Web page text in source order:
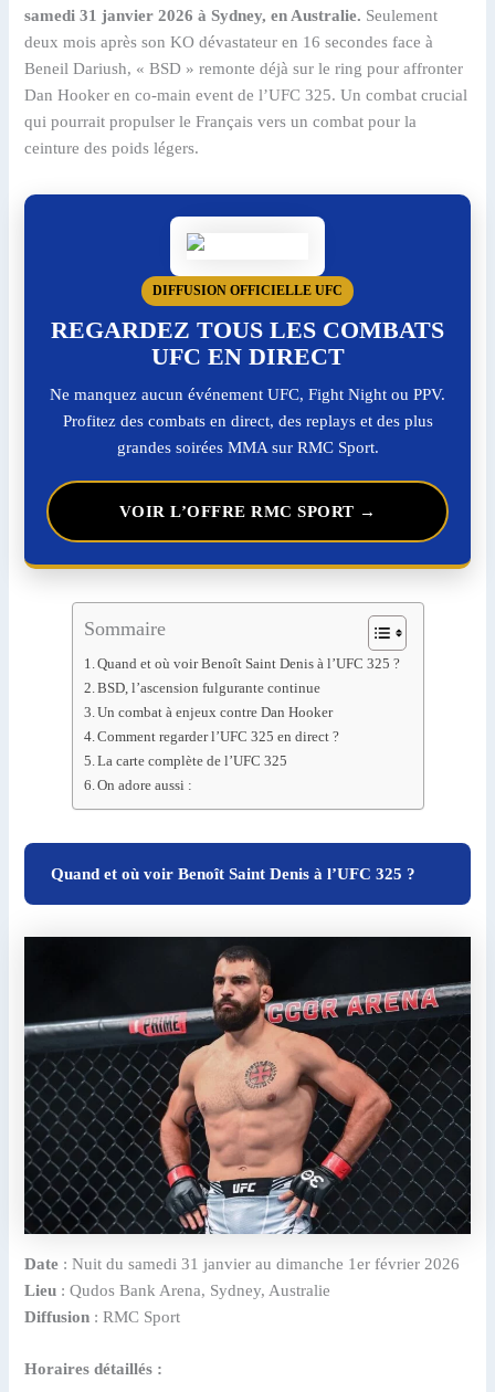
samedi 31 janvier 2026 à Sydney, en Australie. Seulement
deux mois après son KO dévastateur en 16 secondes face à
Beneil Dariush, « BSD » remonte déjà sur le ring pour affronter
Dan Hooker en co-main event de l’UFC 325. Un combat crucial
qui pourrait propulser le Français vers un combat pour la
ceinture des poids légers.
DIFFUSION OFFICIELLE UFC
REGARDEZ TOUS LES COMBATS
UFC EN DIRECT
Ne manquez aucun événement UFC, Fight Night ou PPV.
Profitez des combats en direct, des replays et des plus
grandes soirées MMA sur RMC Sport.
VOIR L’OFFRE RMC SPORT →
Sommaire
Quand et où voir Benoît Saint Denis à l’UFC 325 ?
BSD, l’ascension fulgurante continue
Un combat à enjeux contre Dan Hooker
Comment regarder l’UFC 325 en direct ?
La carte complète de l’UFC 325
On adore aussi :
Quand et où voir Benoît Saint Denis à l’UFC 325 ?
Date : Nuit du samedi 31 janvier au dimanche 1er février 2026
Lieu : Qudos Bank Arena, Sydney, Australie
Diffusion : RMC Sport
Horaires détaillés :